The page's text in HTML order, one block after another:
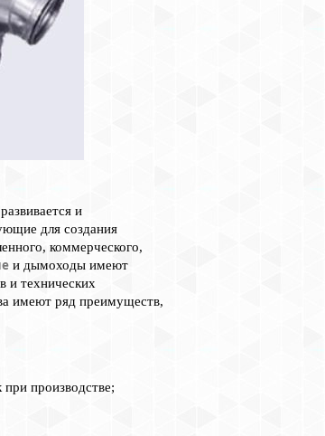
и
для создания
коммерческого,
и дымоходы имеют
и технических
имеют ряд преимуществ,
производстве;